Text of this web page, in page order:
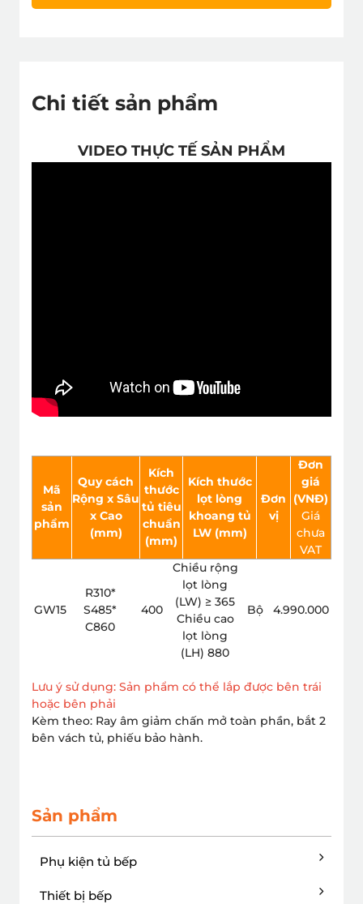
Chi tiết sản phẩm
VIDEO THỰC TẾ SẢN PHẨM
Mã
sản
phẩm
Quy cách
Rộng x Sâu
x Cao
(mm)
Kích
thước
tủ tiêu
chuẩn
(mm)
Kích thước
lọt lòng
khoang tủ
LW (mm)
Đơn
vị
Đơn
giá
(VNÐ)
Giá
chưa
VAT
GW15
R310*
S485*
C860
400
Chiều rộng
lọt lòng
(LW) ≥ 365
Chiều cao
lọt lòng
(LH) 880
Bộ 4.990.000
Lưu ý sử dụng: Sản phẩm có thể lắp được bên trái
hoặc bên phải
Kèm theo: Ray âm giảm chấn mở toàn phần, bắt 2
bên vách tủ, phiếu bảo hành.
Sản phẩm
Phụ kiện tủ bếp
Thiết bị bếp